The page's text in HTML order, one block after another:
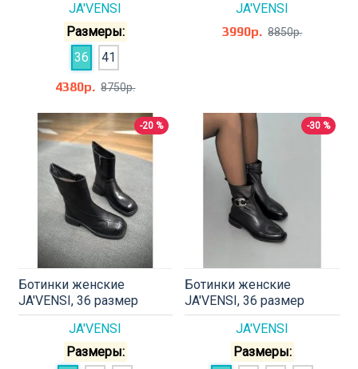
JA'VENSI
Размеры:
36
41
4380р. 8750р.
JA'VENSI
3990р. 8850р.
-20 %
JA'VENSI
Ботинки женские
JA'VENSI, 36 размер
Размеры:
-30 %
JA'VENSI
Ботинки женские
JA'VENSI, 36 размер
Размеры: